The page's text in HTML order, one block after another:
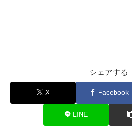
シェアする
X Facebook
LINE